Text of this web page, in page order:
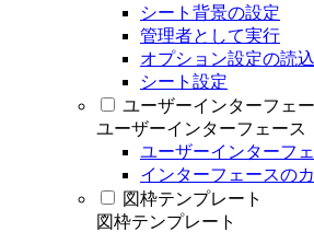
シート背景の設定
管理者として実行
オプション設定の読
シート設定
ユーザーインターフェ
ユーザーインターフェース
ユーザーインターフ
インターフェースの
図枠テンプレート
図枠テンプレート